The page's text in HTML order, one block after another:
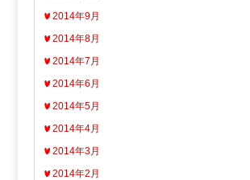
2014年9月
2014年8月
2014年7月
2014年6月
2014年5月
2014年4月
2014年3月
2014年2月